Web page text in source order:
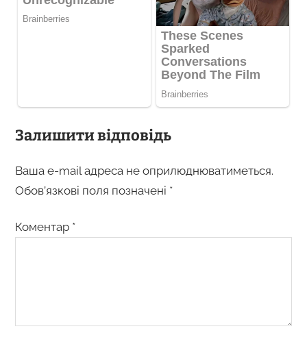
Залишити відповідь
Ваша e-mail адреса не оприлюднюватиметься.
Обов’язкові поля позначені *
Коментар *